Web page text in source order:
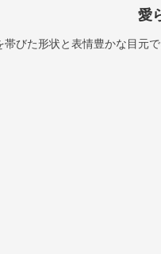
愛
帯びた形状と表情豊かな目元